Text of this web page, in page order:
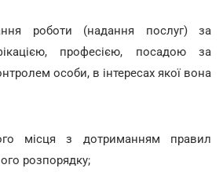
роботи (надання послуг) за
професією, посадою за
особи, в інтересах якої вона
місця з дотриманням правил
розпорядку;